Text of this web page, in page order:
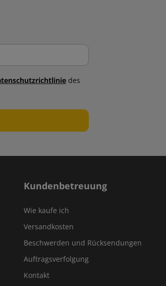
des
Kundenbetreuung
Wie kaufe ich
Versandkosten
Beschwerden und Rücksendungen
Auftragsverfolgung
Kontakt